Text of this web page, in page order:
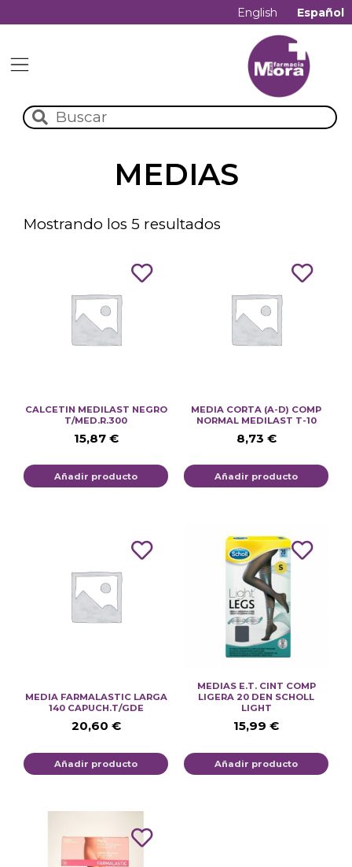
English Español
MEDIAS
Mostrando los 5 resultados
CALCETIN MEDILAST NEGRO
T/MED.R.300
15,87 €
Añadir producto
MEDIA CORTA (A-D) COMP
NORMAL MEDILAST T-10
8,73 €
Añadir producto
MEDIA FARMALASTIC LARGA
140 CAPUCH.T/GDE
20,60 €
Añadir producto
MEDIAS E.T. CINT COMP
LIGERA 20 DEN SCHOLL
LIGHT
15,99 €
Añadir producto